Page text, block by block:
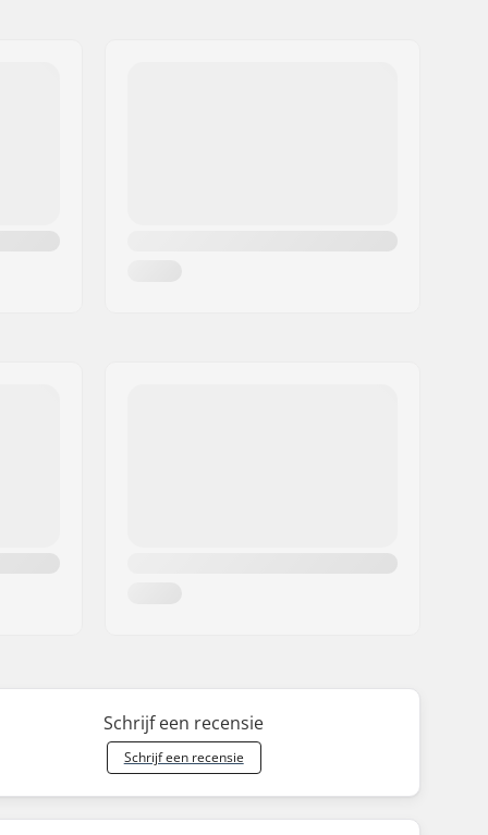
Schrijf een recensie
Schrijf een recensie